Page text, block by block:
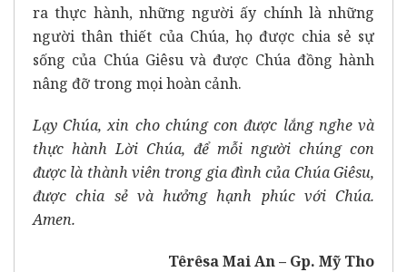
ra thực hành, những người ấy chính là những
người thân thiết của Chúa, họ được chia sẻ sự
sống của Chúa Giêsu và được Chúa đồng hành
nâng đỡ trong mọi hoàn cảnh.
Lạy Chúa, xin cho chúng con được lắng nghe và
thực hành Lời Chúa, để mỗi người chúng con
được là thành viên trong gia đình của Chúa Giêsu,
được chia sẻ và hưởng hạnh phúc với Chúa.
Amen.
Têrêsa Mai An – Gp. Mỹ Tho